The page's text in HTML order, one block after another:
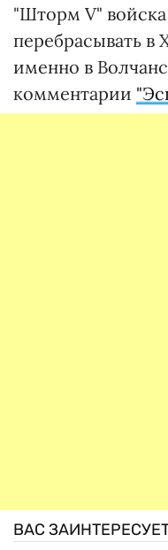
"Шторм V"
перебрасывать в
именно в
комментарии
ВАС